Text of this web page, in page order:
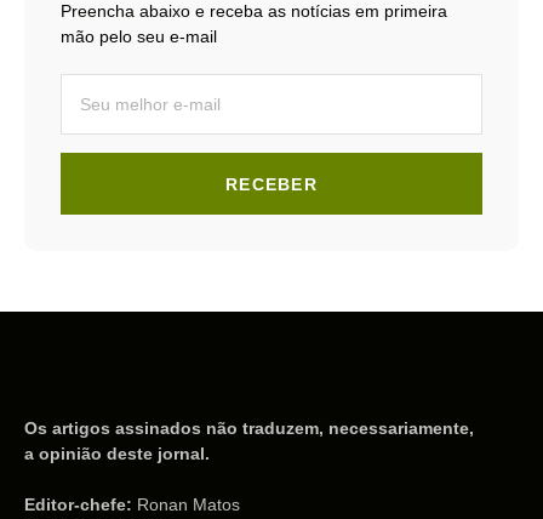
Preencha abaixo e receba as notícias em primeira
mão pelo seu e-mail
RECEBER
Os artigos assinados não traduzem, necessariamente,
a opinião deste jornal.
Editor-chefe: Ronan Matos